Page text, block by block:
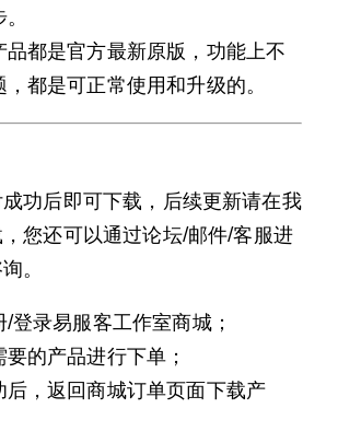
品都是官方最新原版，功能上不
都是可正常使用和升级的。
功后即可下载，后续更新请在我
您还可以通过论坛/邮件/客服进
。
登录易服客工作室商城；
的产品进行下单；
后，返回商城订单页面下载产